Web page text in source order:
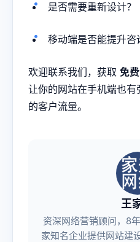
是否需要重新设计？
移动端是否能提升咨
欢迎联系我们，获取 免
让你的网站在手机端也
的客户流量。
王
资深网络营销顾问，8
家知名企业提供网站建